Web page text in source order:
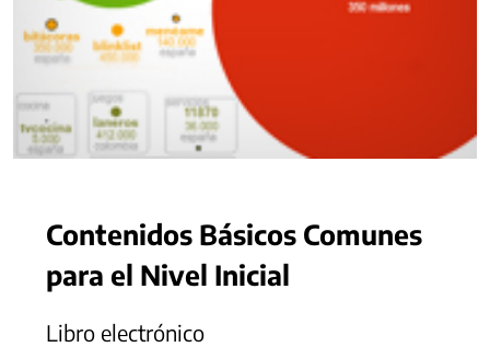
Contenidos Básicos Comunes
para el Nivel Inicial
Libro electrónico